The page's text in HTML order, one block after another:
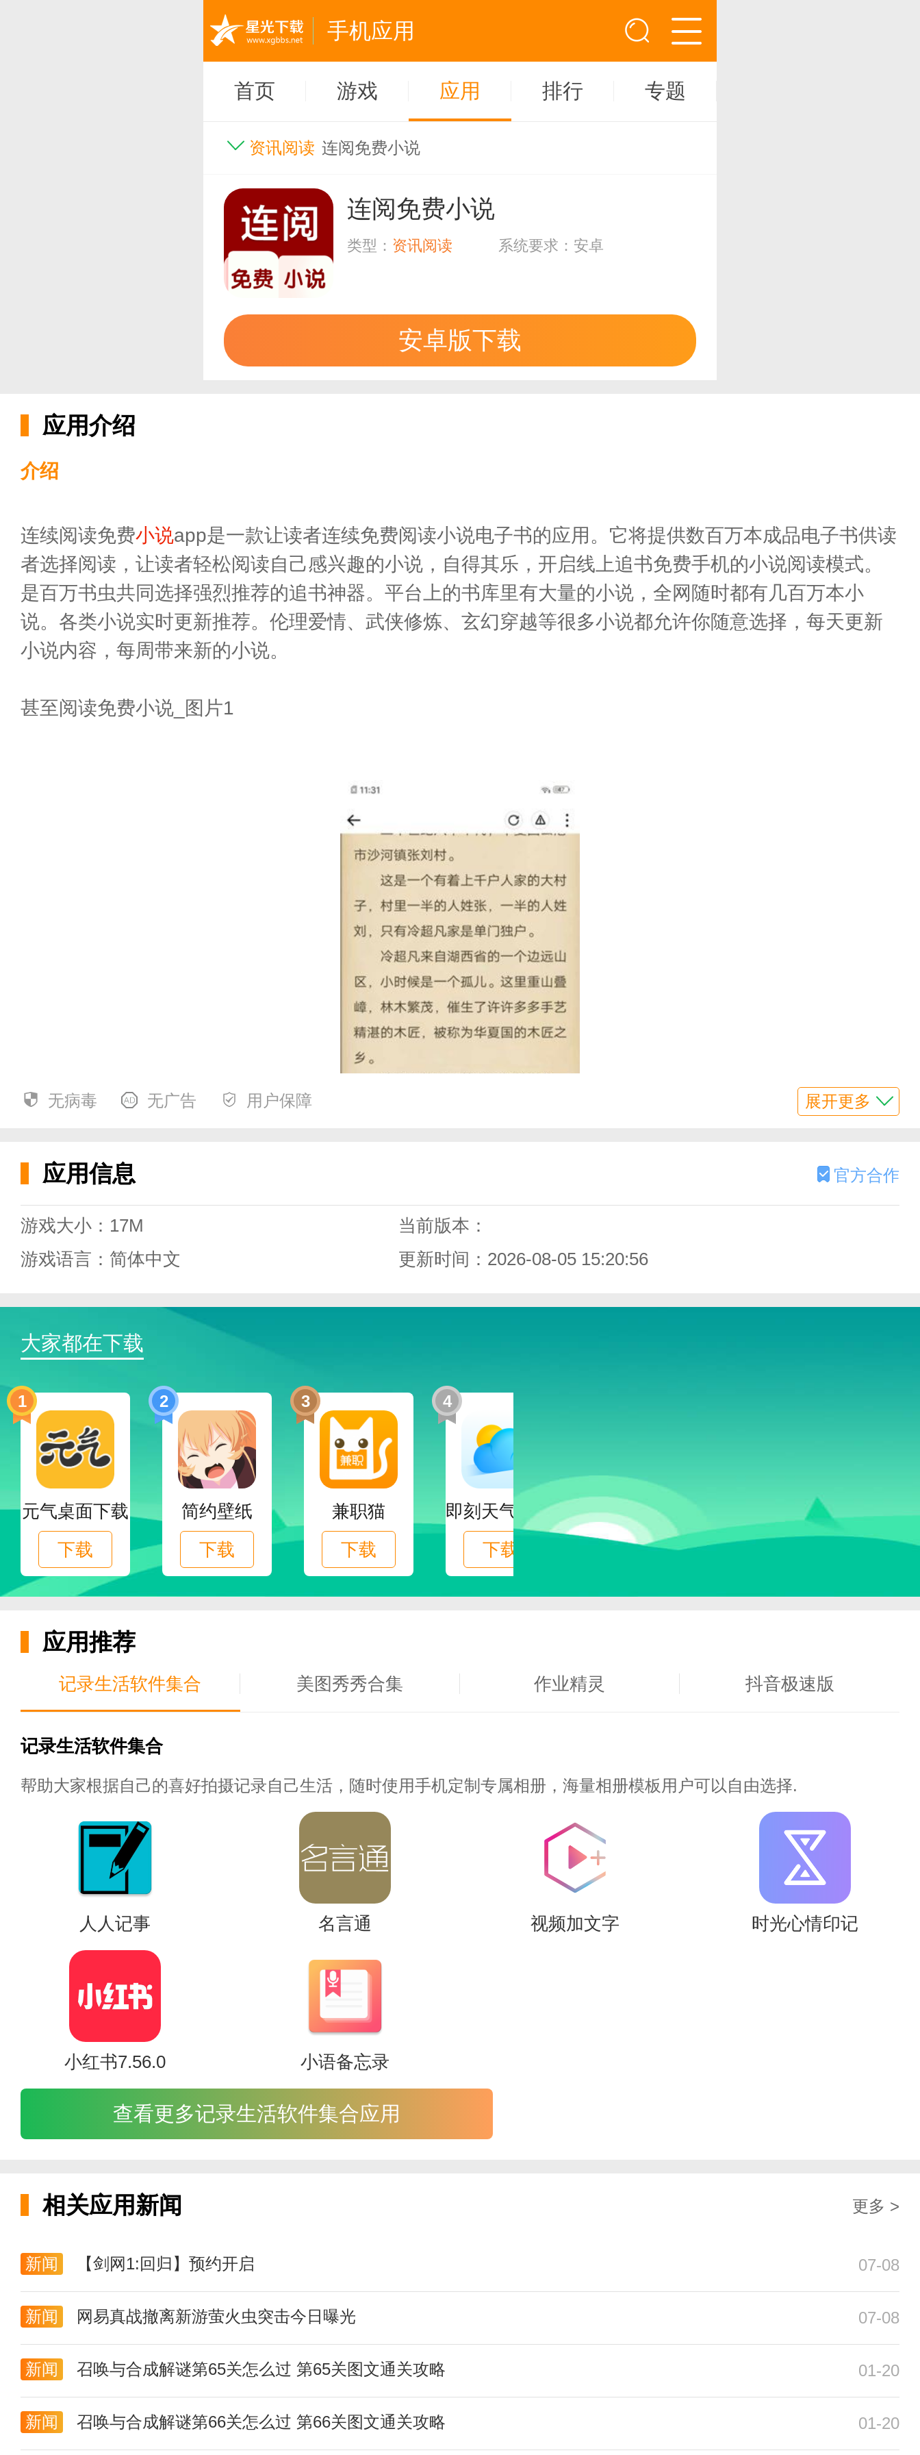
手机应用
首页 游戏 应用 排行 专题
资讯阅读 连阅免费小说
连阅免费小说
类型： 资讯阅读 系统要求：安卓
安卓版下载
应用介绍
介绍
连续阅读免费小说app是一款让读者连续免费阅读小说电子书的应用。它将提供数百万本成品电子书供读
者选择阅读，让读者轻松阅读自己感兴趣的小说，自得其乐，开启线上追书免费手机的小说阅读模式。
是百万书虫共同选择强烈推荐的追书神器。平台上的书库里有大量的小说，全网随时都有几百万本小
说。各类小说实时更新推荐。伦理爱情、武侠修炼、玄幻穿越等很多小说都允许你随意选择，每天更新
小说内容，每周带来新的小说。
甚至阅读免费小说_图片1
免费阅读小说app的应用功能；
1.精选推荐，专业小说管理推荐推荐一些口碑好的小说给你阅读。
3.更新提醒，实现与小说作者云端同步更新，帮助作者免费看完新内容。
4.定制阅读。阅读模式可以自定义。背景、字体、字号都支持。
甚至阅读免费小说_图片2
免费小说应用的应用特点；
1、免费阅读，让每一位粉丝朋友都不需要担心付费阅读模式，可以免费阅读。
2.模拟翻页，提供多种高度模拟的翻页效果供你切换，让你阅读时更有沉浸感。
无病毒 无广告 用户保障 展开更多
应用信息 官方合作
游戏大小：17M
当前版本：
游戏语言：简体中文
更新时间：2026-08-05 15:20:56
大家都在下载
1
元气桌面下载
下载
2
简约壁纸
下载
3
兼职猫
下载
4
即刻天气App官网版
下载
下载
应用推荐
记录生活软件集合 美图秀秀合集 作业精灵 抖音极速版
记录生活软件集合
帮助大家根据自己的喜好拍摄记录自己生活，随时使用手机定制专属相册，海量相册模板用户可以自由选择.
人人记事 名言通 视频加文字 时光心情印记
小红书7.56.0 小语备忘录
查看更多记录生活软件集合应用
相关应用新闻 更多 >
新闻 【剑网1:回归】预约开启 07-08
新闻 网易真战撤离新游萤火虫突击今日曝光 07-08
新闻 召唤与合成解谜第65关怎么过 第65关图文通关攻略 01-20
新闻 召唤与合成解谜第66关怎么过 第66关图文通关攻略 01-20